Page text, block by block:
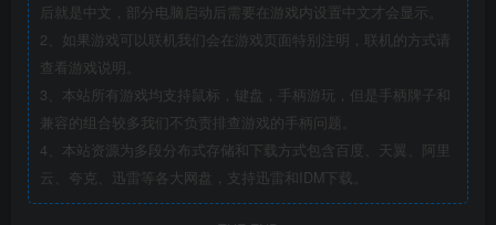
后就是中文，部分电脑启动后需要在游戏内设置中文才会显示。
2、如果游戏可以联机我们会在游戏页面特别注明，联机的方式请
查看游戏说明。
3、本站所有游戏均支持鼠标，键盘，手柄游玩，但是手柄牌子和
兼容的组合较多我们不负责排查游戏的手柄问题。
4、本站资源为多段分布式存储和下载方式包含百度、天翼、阿里
云、夸克、迅雷等各大网盘，支持迅雷和IDM下载。